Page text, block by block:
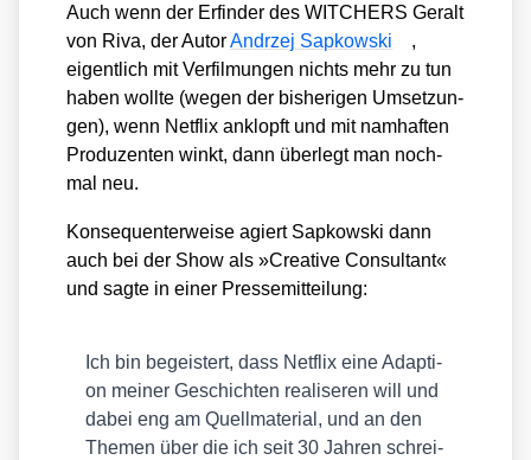
Auch wenn der Erfin­der des WITCHERS Ger­alt
von Riva, der AutorAndrzej Sap­kow­ski
,
eigent­lich mit Ver­fil­mun­gen nichts mehr zu tun
haben woll­te (wegen der bis­he­ri­gen Umset­zun­
gen), wenn Net­flix anklopft und mit nam­haf­ten
Pro­du­zen­ten winkt, dann über­legt man noch­
mal neu.
Kon­se­quen­ter­wei­se agiert Sap­kow­ski dann
auch bei der Show als »Crea­ti­ve Con­sul­tant«
und sag­te in einer Pres­se­mit­tei­lung:
Ich bin begeis­tert, dass Net­flix eine Adap­ti­
on mei­ner Geschich­ten rea­li­se­ren will und
dabei eng am Quell­ma­te­ri­al, und an den
The­men über die ich seit 30 Jah­ren schrei­